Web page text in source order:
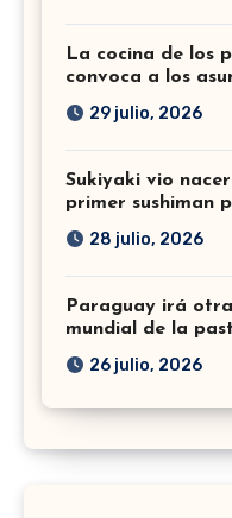
La cocina de los
convoca a los
29 julio, 2026
Sukiyaki vio
primer sushiman
28 julio, 2026
Paraguay irá otra
mundial de la
26 julio, 2026